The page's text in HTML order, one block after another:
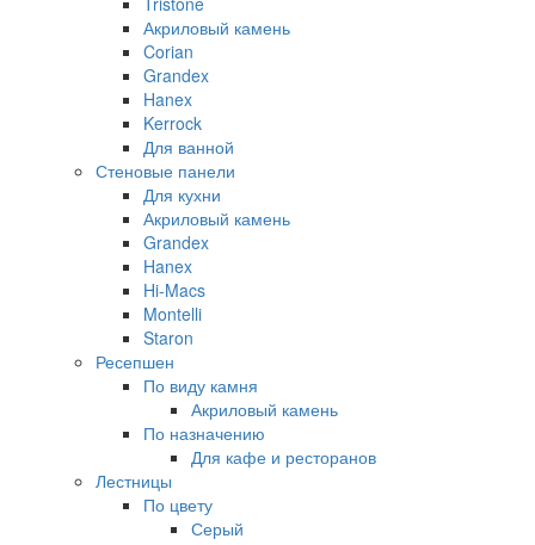
Акриловый камень
Corian
Grandex
Hanex
Kerrock
Для ванной
Стеновые панели
Для кухни
Акриловый камень
Grandex
Hanex
Hi-Macs
Montelli
Staron
Ресепшен
По виду камня
Акриловый камень
По назначению
Для кафе и ресторанов
Лестницы
По цвету
Серый